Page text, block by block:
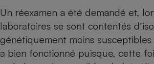
Un réexamen a été demandé et,
laboratoires se sont contentés
génétiquement moins
a bien fonctionné puisque, cette